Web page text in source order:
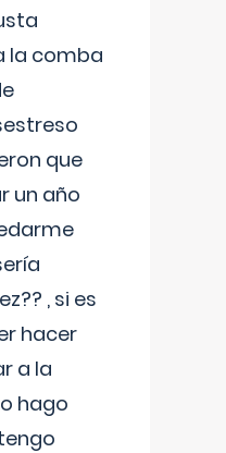
la comba
que
un año
, si es
hacer
a la
hago